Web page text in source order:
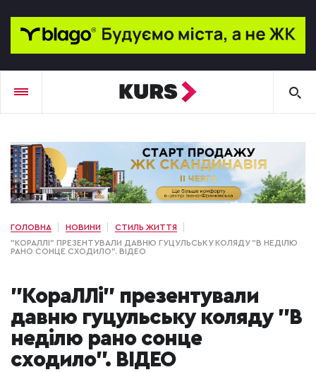
ГОЛОВНА НОВИНИ
СТИЛЬ ЖИТТЯ
"КОРАЛЛІ" ПРЕЗЕНТУВАЛИ ДАВНЮ ГУЦУЛЬСЬКУ КОЛЯДУ "В НЕДІЛЮ
РАНО СОНЦЕ СХОДИЛО". ВІДЕО
"КораЛЛі" презентували
давню гуцульську коляду "В
неділю рано сонце
сходило". ВІДЕО